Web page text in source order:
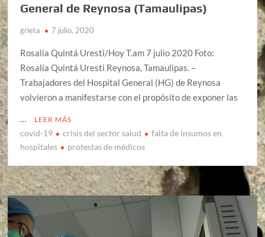
General de Reynosa (Tamaulipas)
grieta 7 julio, 2020
Rosalía Quintá Uresti/Hoy T.am 7 julio 2020 Foto:
Rosalía Quintá Uresti Reynosa, Tamaulipas. –
Trabajadores del Hospital General (HG) de Reynosa
volvieron a manifestarse con el propósito de exponer las
…
LEER MÁS
covid-19 crisis del sector salud
falta de insumos en
hospitales
protestas de médicos